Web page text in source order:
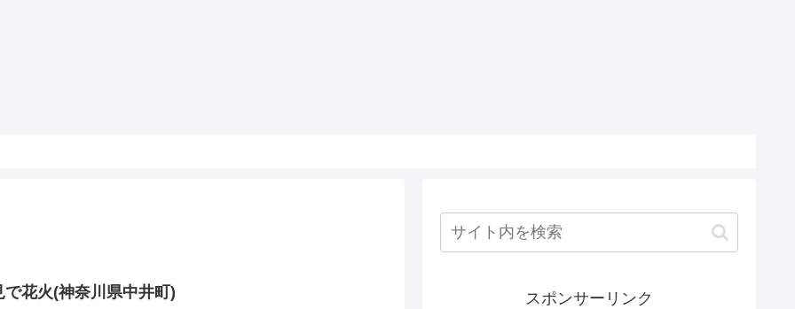
で花火(神奈川県中井町) スポンサーリンク